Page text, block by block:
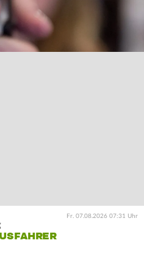
Fr. 07.08.2026 07:31 Uhr